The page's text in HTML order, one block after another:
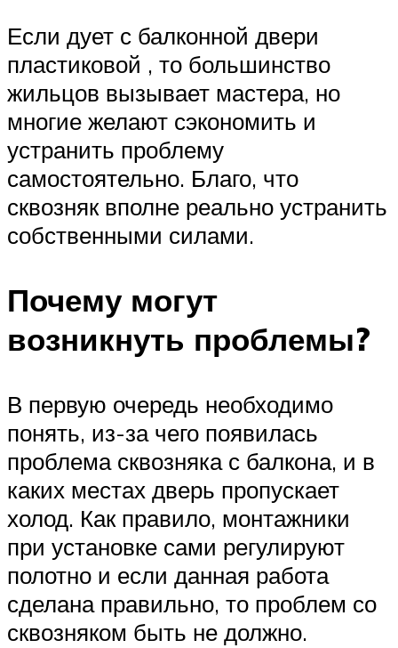
Если дует с балконной двери
пластиковой , то большинство
жильцов вызывает мастера, но
многие желают сэкономить и
устранить проблему
самостоятельно. Благо, что
сквозняк вполне реально устранить
собственными силами.
Почему могут
возникнуть проблемы?
В первую очередь необходимо
понять, из-за чего появилась
проблема сквозняка с балкона, и в
каких местах дверь пропускает
холод. Как правило, монтажники
при установке сами регулируют
полотно и если данная работа
сделана правильно, то проблем со
сквозняком быть не должно.